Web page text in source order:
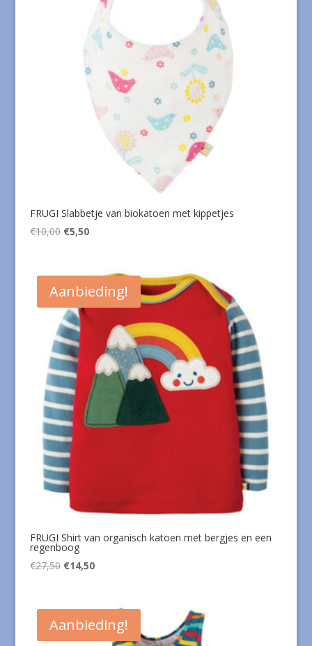
FRUGI Slabbetje van biokatoen met kippetjes
€10,00 Oorspronkelijke
€10,00.
€5,50Huidige
€5,50.
Aanbieding!
FRUGI Shirt van organisch katoen met bergjes en een
regenboog
€27,50 Oorspronkelijke
€27,50.
€14,50Huidige
€14,50.
Aanbieding!